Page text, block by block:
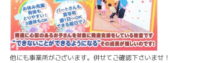
他にも事業所がございます。併せてご確認下さいませ！